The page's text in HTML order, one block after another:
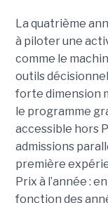
La quatrième
à piloter une
comme le
outils
forte dimension
le programme
accessible hors
admissions
première
Prix à l’année :
fonction des